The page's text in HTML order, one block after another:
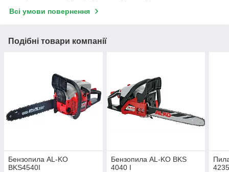
Всі умови повернення
Подібні товари компанії
Бензопила AL-KO
BKS4540I
Бензопила AL-KO BKS
4040 I